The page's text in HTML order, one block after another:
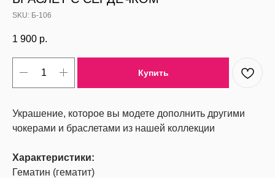
SKU: Б-106
1 900 р.
Купить
Украшение, которое вы модете дополнить другими
чокерами и браслетами из нашей коллекции
Характеристики:
Гематин (гематит)